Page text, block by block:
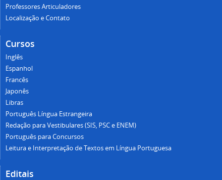
Professores Articuladores
Localização e Contato
Cursos
Inglês
Espanhol
Francês
Japonês
Libras
Português Língua Estrangeira
Redação para Vestibulares (SIS, PSC e ENEM)
Português para Concursos
Leitura e Interpretação de Textos em Língua Portuguesa
Editais